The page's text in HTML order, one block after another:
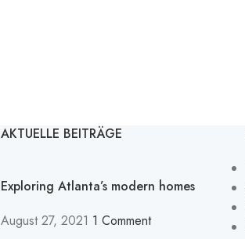
AKTUELLE BEITRÄGE
Exploring Atlanta’s modern homes
August 27, 2021 1 Comment